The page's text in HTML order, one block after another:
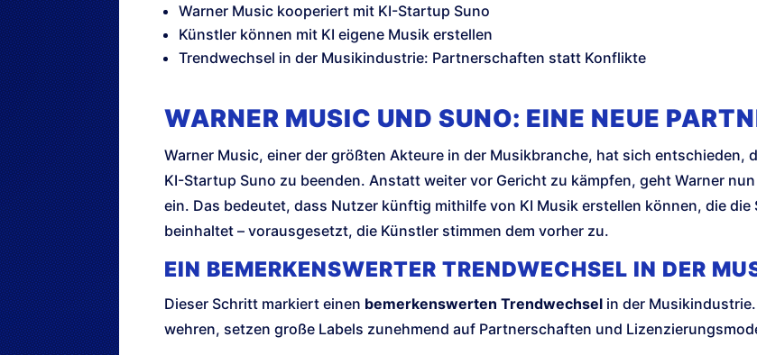
Warner Music kooperiert mit KI-Startup Suno
Künstler können mit KI eigene Musik erstellen
Trendwechsel in der Musikindustrie: Partnerschaften statt Konflikte
WARNER MUSIC UND SUNO: EINE NEUE
Warner Music, einer der größten Akteure in der Musikbranche, hat sich entschieden,
KI-Startup Suno zu beenden. Anstatt weiter vor Gericht zu kämpfen, geht Warner
ein. Das bedeutet, dass Nutzer künftig mithilfe von KI Musik erstellen können, die
beinhaltet – vorausgesetzt, die Künstler stimmen dem vorher zu.
EIN BEMERKENSWERTER TRENDWECHSEL IN DER
Dieser Schritt markiert einen bemerkenswerten Trendwechsel in der
wehren, setzen große Labels zunehmend auf Partnerschaften und